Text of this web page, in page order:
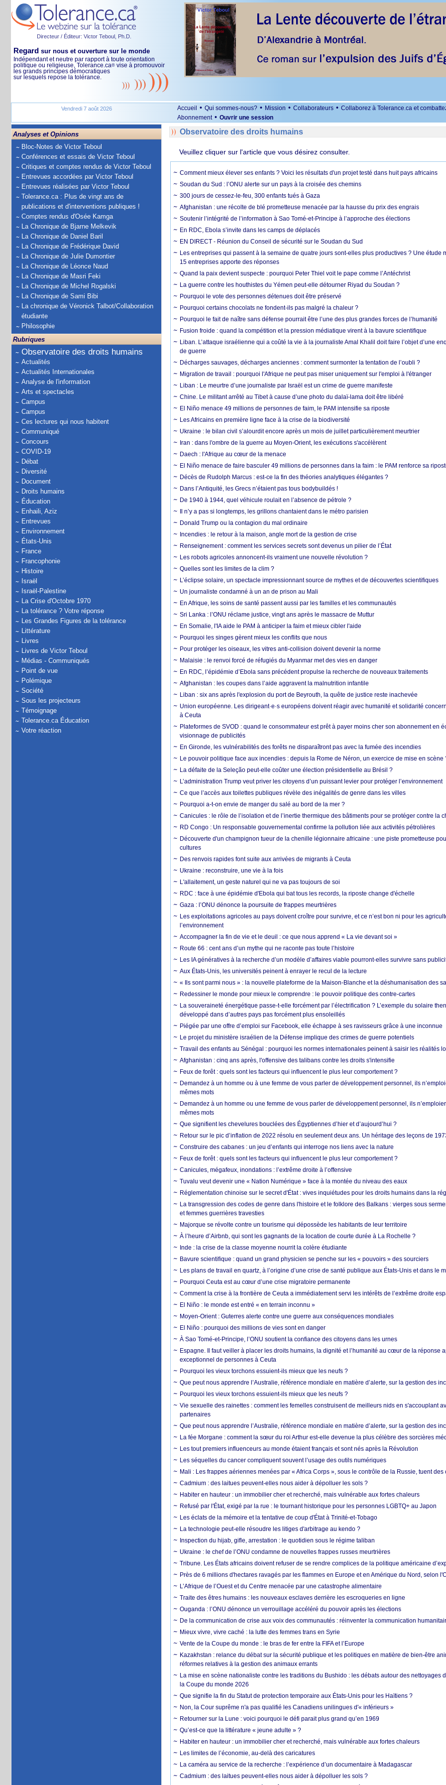
Directeur / Éditeur: Victor Teboul, Ph.D.
Regard sur nous et ouverture sur le monde
Indépendant et neutre par rapport à toute orientation
politique ou religieuse, Tolerance.ca® vise à promouvoir
les grands principes démocratiques
sur lesquels repose la tolérance.
Vendredi 7 août 2026 Accueil • Qui sommes-nous? • Mission • Collaborateurs • Collaborez à Tolerance.ca et
Abonnement • Ouvrir une session
Analyses et Opinions
Bloc-Notes de Victor Teboul
Conférences et essais de Victor Teboul
Critiques et comptes rendus de Victor Teboul
Entrevues accordées par Victor Teboul
Entrevues réalisées par Victor Teboul
Tolerance.ca : Plus de vingt ans de
publications et d'interventions publiques !
Comptes rendus d'Osée Kamga
La Chronique de Bjarne Melkevik
La Chronique de Daniel Baril
La Chronique de Frédérique David
La Chronique de Julie Dumontier
La Chronique de Léonce Naud
La Chronique de Masri Feki
La Chronique de Michel Rogalski
La Chronique de Sami Bibi
La chronique de Véronick Talbot/Collaboration
étudiante
Philosophie
Rubriques
Observatoire des droits humains
Actualités
Actualités Internationales
Analyse de l'information
Arts et spectacles
Campus
Campus
Ces lectures qui nous habitent
Communiqué
Concours
COVID-19
Débat
Diversité
Document
Droits humains
Éducation
Enhaili, Aziz
Entrevues
Environnement
États-Unis
France
Francophonie
Histoire
Israël
Israël-Palestine
La Crise d'Octobre 1970
La tolérance ? Votre réponse
Les Grandes Figures de la tolérance
Littérature
Livres
Livres de Victor Teboul
Médias - Communiqués
Point de vue
Polémique
Société
Sous les projecteurs
Témoignage
Tolerance.ca Éducation
Votre réaction
Observatoire des droits humains
Veuillez cliquer sur l'article que vous désirez consulter.
Comment mieux élever ses enfants ? Voici les résultats d'un projet testé dans huit pays africains
Soudan du Sud : l’ONU alerte sur un pays à la croisée des chemins
300 jours de cessez-le-feu, 300 enfants tués à Gaza
Afghanistan : une récolte de blé prometteuse menacée par la hausse du prix des engrais
Soutenir l’intégrité de l’information à Sao Tomé-et-Principe à l’approche des élections
En RDC, Ebola s’invite dans les camps de déplacés
EN DIRECT - Réunion du Conseil de sécurité sur le Soudan du Sud
Les entreprises qui passent à la semaine de quatre jours sont-elles plus productives ? Une étude
15 entreprises apporte des réponses
Quand la paix devient suspecte : pourquoi Peter Thiel voit le pape comme l’Antéchrist
La guerre contre les houthistes du Yémen peut-elle détourner Riyad du Soudan ?
Pourquoi le vote des personnes détenues doit être préservé
Pourquoi certains chocolats ne fondent-ils pas malgré la chaleur ?
Pourquoi le fait de naître sans défense pourrait être l’une des plus grandes forces de l’humanité
Fusion froide : quand la compétition et la pression médiatique virent à la bavure scientifique
Liban. L’attaque israélienne qui a coûté la vie à la journaliste Amal Khalil doit faire l’objet d’une
de guerre
Décharges sauvages, décharges anciennes : comment surmonter la tentation de l’oubli ?
Migration de travail : pourquoi l'Afrique ne peut pas miser uniquement sur l'emploi à l'étranger
Liban : Le meurtre d’une journaliste par Israël est un crime de guerre manifeste
Chine. Le militant arrêté au Tibet à cause d’une photo du dalaï-lama doit être libéré
El Niño menace 49 millions de personnes de faim, le PAM intensifie sa riposte
Les Africains en première ligne face à la crise de la biodiversité
Ukraine : le bilan civil s’alourdit encore après un mois de juillet particulièrement meurtrier
Iran : dans l'ombre de la guerre au Moyen-Orient, les exécutions s'accélèrent
Daech : l'Afrique au cœur de la menace
El Niño menace de faire basculer 49 millions de personnes dans la faim : le PAM renforce sa
Décès de Rudolph Marcus : est-ce la fin des théories analytiques élégantes ?
Dans l’Antiquité, les Grecs n’étaient pas tous bodybuildés !
De 1940 à 1944, quel véhicule roulait en l’absence de pétrole ?
Il n’y a pas si longtemps, les grillons chantaient dans le métro parisien
Donald Trump ou la contagion du mal ordinaire
Incendies : le retour à la maison, angle mort de la gestion de crise
Renseignement : comment les services secrets sont devenus un pilier de l’État
Les robots agricoles annoncent-ils vraiment une nouvelle révolution ?
Quelles sont les limites de la clim ?
L’éclipse solaire, un spectacle impressionnant source de mythes et de découvertes scientifiques
Un journaliste condamné à un an de prison au Mali
En Afrique, les soins de santé passent aussi par les familles et les communautés
Sri Lanka : l’ONU réclame justice, vingt ans après le massacre de Muttur
En Somalie, l'IA aide le PAM à anticiper la faim et mieux cibler l'aide
Pourquoi les singes gèrent mieux les conflits que nous
Pour protéger les oiseaux, les vitres anti-collision doivent devenir la norme
Malaisie : le renvoi forcé de réfugiés du Myanmar met des vies en danger
En RDC, l’épidémie d’Ebola sans précédent propulse la recherche de nouveaux traitements
Afghanistan : les coupes dans l’aide aggravent la malnutrition infantile
Liban : six ans après l'explosion du port de Beyrouth, la quête de justice reste inachevée
Union européenne. Les dirigeant·e·s européens doivent réagir avec humanité et solidarité
à Ceuta
Plateformes de SVOD : quand le consommateur est prêt à payer moins cher son abonnement en
visionnage de publicités
En Gironde, les vulnérabilités des forêts ne disparaîtront pas avec la fumée des incendies
Le pouvoir politique face aux incendies : depuis la Rome de Néron, un exercice de mise en scène
La défaite de la Seleção peut-elle coûter une élection présidentielle au Brésil ?
L’administration Trump veut priver les citoyens d’un puissant levier pour protéger l’environnement
Ce que l’accès aux toilettes publiques révèle des inégalités de genre dans les villes
Pourquoi a-t-on envie de manger du salé au bord de la mer ?
Canicules : le rôle de l’isolation et de l’inertie thermique des bâtiments pour se protéger contre la
RD Congo : Un responsable gouvernemental confirme la pollution liée aux activités pétrolières
Découverte d'un champignon tueur de la chenille légionnaire africaine : une piste prometteuse
cultures
Des renvois rapides font suite aux arrivées de migrants à Ceuta
Ukraine : reconstruire, une vie à la fois
L'allaitement, un geste naturel qui ne va pas toujours de soi
RDC : face à une épidémie d'Ebola qui bat tous les records, la riposte change d'échelle
Gaza : l’ONU dénonce la poursuite de frappes meurtrières
Les exploitations agricoles au pays doivent croître pour survivre, et ce n’est bon ni pour les
l’environnement
Accompagner la fin de vie et le deuil : ce que nous apprend « La vie devant soi »
Route 66 : cent ans d’un mythe qui ne raconte pas toute l’histoire
Les IA génératives à la recherche d’un modèle d’affaires viable pourront-elles survivre sans
Aux États-Unis, les universités peinent à enrayer le recul de la lecture
« Ils sont parmi nous » : la nouvelle plateforme de la Maison-Blanche et la déshumanisation des
Redessiner le monde pour mieux le comprendre : le pouvoir politique des contre-cartes
La souveraineté énergétique passe-t-elle forcément par l’électrification ? L’exemple du solaire
développé dans d’autres pays pas forcément plus ensoleillés
Piégée par une offre d’emploi sur Facebook, elle échappe à ses ravisseurs grâce à une inconnue
Le projet du ministère israélien de la Défense implique des crimes de guerre potentiels
Travail des enfants au Sénégal : pourquoi les normes internationales peinent à saisir les réalités
Afghanistan : cinq ans après, l'offensive des talibans contre les droits s'intensifie
Feux de forêt : quels sont les facteurs qui influencent le plus leur comportement ?
Demandez à un homme ou à une femme de vous parler de développement personnel, ils
mêmes mots
Demandez à un homme ou une femme de vous parler de développement personnel, ils
mêmes mots
Que signifient les chevelures bouclées des Égyptiennes d’hier et d’aujourd’hui ?
Retour sur le pic d’inflation de 2022 résolu en seulement deux ans. Un héritage des leçons de
Construire des cabanes : un jeu d’enfants qui interroge nos liens avec la nature
Feux de forêt : quels sont les facteurs qui influencent le plus leur comportement ?
Canicules, mégafeux, inondations : l’extrême droite à l’offensive
Tuvalu veut devenir une « Nation Numérique » face à la montée du niveau des eaux
Réglementation chinoise sur le secret d'État : vives inquiétudes pour les droits humains dans la
La transgression des codes de genre dans l'histoire et le folklore des Balkans : vierges sous
et femmes guerrières travesties
Majorque se révolte contre un tourisme qui dépossède les habitants de leur territoire
À l’heure d’Airbnb, qui sont les gagnants de la location de courte durée à La Rochelle ?
Inde : la crise de la classe moyenne nourrit la colère étudiante
Bavure scientifique : quand un grand physicien se penche sur les « pouvoirs » des sourciers
Les plans de travail en quartz, à l’origine d’une crise de santé publique aux États-Unis et dans le
Pourquoi Ceuta est au cœur d’une crise migratoire permanente
Comment la crise à la frontière de Ceuta a immédiatement servi les intérêts de l’extrême droite
El Niño : le monde est entré « en terrain inconnu »
Moyen-Orient : Guterres alerte contre une guerre aux conséquences mondiales
El Niño : pourquoi des millions de vies sont en danger
À Sao Tomé-et-Principe, l’ONU soutient la confiance des citoyens dans les urnes
Espagne. Il faut veiller à placer les droits humains, la dignité et l’humanité au cœur de la réponse
exceptionnel de personnes à Ceuta
Pourquoi les vieux torchons essuient-ils mieux que les neufs ?
Que peut nous apprendre l’Australie, référence mondiale en matière d’alerte, sur la gestion des
Pourquoi les vieux torchons essuient-ils mieux que les neufs ?
Vie sexuelle des rainettes : comment les femelles construisent de meilleurs nids en s'accouplant
partenaires
Que peut nous apprendre l’Australie, référence mondiale en matière d’alerte, sur la gestion des
La fée Morgane : comment la sœur du roi Arthur est-elle devenue la plus célèbre des sorcières
Les tout premiers influenceurs au monde étaient français et sont nés après la Révolution
Les séquelles du cancer compliquent souvent l’usage des outils numériques
Mali : Les frappes aériennes menées par « Africa Corps », sous le contrôle de la Russie, tuent des
Cadmium : des laitues peuvent-elles nous aider à dépolluer les sols ?
Habiter en hauteur : un immobilier cher et recherché, mais vulnérable aux fortes chaleurs
Refusé par l'État, exigé par la rue : le tournant historique pour les personnes LGBTQ+ au Japon
Les éclats de la mémoire et la tentative de coup d'État à Trinité-et-Tobago
La technologie peut-elle résoudre les litiges d'arbitrage au kendo ?
Inspection du hijab, gifle, arrestation : le quotidien sous le régime taliban
Ukraine : le chef de l’ONU condamne de nouvelles frappes russes meurtrières
Tribune. Les États africains doivent refuser de se rendre complices de la politique américaine
Près de 6 millions d'hectares ravagés par les flammes en Europe et en Amérique du Nord, selon
L’Afrique de l’Ouest et du Centre menacée par une catastrophe alimentaire
Traite des êtres humains : les nouveaux esclaves derrière les escroqueries en ligne
Ouganda : l’ONU dénonce un verrouillage accéléré du pouvoir après les élections
De la communication de crise aux voix des communautés : réinventer la communication
Mieux vivre, vivre caché : la lutte des femmes trans en Syrie
Vente de la Coupe du monde : le bras de fer entre la FIFA et l’Europe
Kazakhstan : relance du débat sur la sécurité publique et les politiques en matière de bien-être
réformes relatives à la gestion des animaux errants
La mise en scène nationaliste contre les traditions du Bushido : les débats autour des nettoyages
la Coupe du monde 2026
Que signifie la fin du Statut de protection temporaire aux États-Unis pour les Haïtiens ?
Non, la Cour suprême n'a pas qualifié les Canadiens unilingues d'« inférieurs »
Retourner sur la Lune : voici pourquoi le défi parait plus grand qu’en 1969
Qu’est-ce que la littérature « jeune adulte » ?
Habiter en hauteur : un immobilier cher et recherché, mais vulnérable aux fortes chaleurs
Les limites de l’économie, au-delà des caricatures
La caméra au service de la recherche : l’expérience d’un documentaire à Madagascar
Cadmium : des laitues peuvent-elles nous aider à dépolluer les sols ?